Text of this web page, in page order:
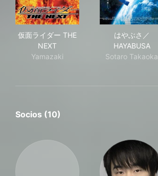
仮面ライダー THE
NEXT
Yamazaki
はやぶさ／
HAYABUSA
Sotaro Takaoka
Socios (10)